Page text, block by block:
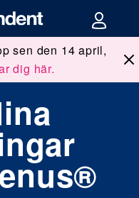
sen den 14 april,
dig här.
/ Kulzer Venus ONE